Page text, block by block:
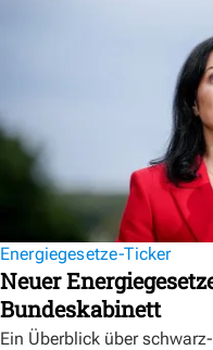
Energiegesetze-Ticker
Neuer
Bundeskabinett
Ein Überblick über